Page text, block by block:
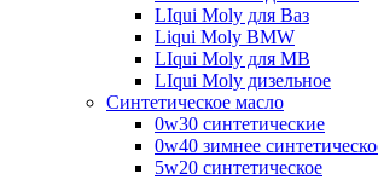
LIqui Moly для Ваз
Liqui Moly BMW
LIqui Moly для MB
LIqui Moly дизельное
Синтетическое масло
0w30 синтетические
0w40 зимнее
5w20 синтетическое